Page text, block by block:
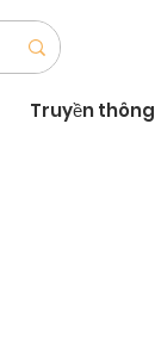
Truyền thông